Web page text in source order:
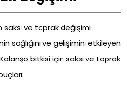
saksı ve toprak değişimi
sağlığını ve gelişimini etkileyen
bitkisi için saksı ve toprak